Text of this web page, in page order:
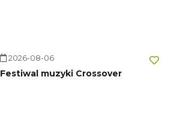
2026-08-06
Festiwal muzyki Crossover